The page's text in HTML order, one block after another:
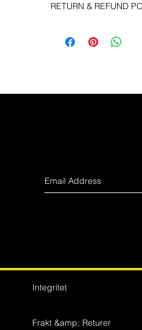
EKONOMI
RASKT
Spårbar och försäkrad
RETURN & REFUND
din oanvända vara
Integritet
Frakt &amp; Returer